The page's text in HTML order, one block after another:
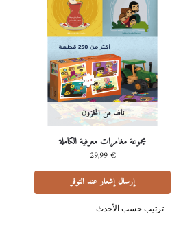
نافد من المخزون
مجموعة مغامرات معرفية الكاملة
29,99€
إرسال إشعار عند التوفر